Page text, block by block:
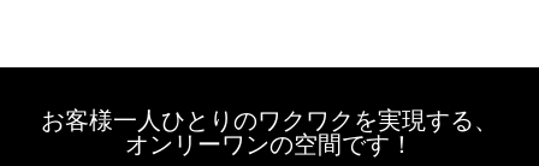
お客様一人ひとりのワクワクを実現する、
オンリーワンの空間です！